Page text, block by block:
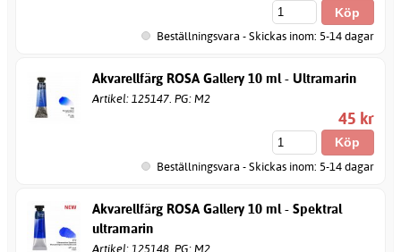
Beställningsvara - Skickas inom: 5-14 dagar
Akvarellfärg ROSA Gallery 10 ml - Ultramarin
Artikel: 125147. PG: M2
45 kr
Beställningsvara - Skickas inom: 5-14 dagar
Akvarellfärg ROSA Gallery 10 ml - Spektral
ultramarin
Artikel: 125148. PG: M2